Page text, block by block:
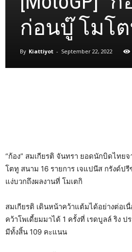
ก่อนบู๊ โมโ
By Kiattiyot - September 22, 2022
“ก้อง” สมเกียรติ จันทรา ยอดนักบิดไทย
โตทู สนาม 16 รายการ เจแปนีส กรังด์ป
แง่บวกถึงผลงานที่ โมเตกิ
สมเกียรติ เดินหน้าคว้าแต้มได้อย่างต่อ
คว้าโพเดี้ยมมาได้ 1 ครั้งที่ เรดบูลล์ ริง
มีทั้งสิ้น 109 คะแนน